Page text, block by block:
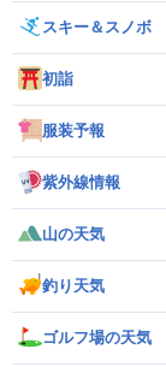
スキー＆スノボ
初詣
服装予報
紫外線情報
山の天気
釣り天気
ゴルフ場の天気